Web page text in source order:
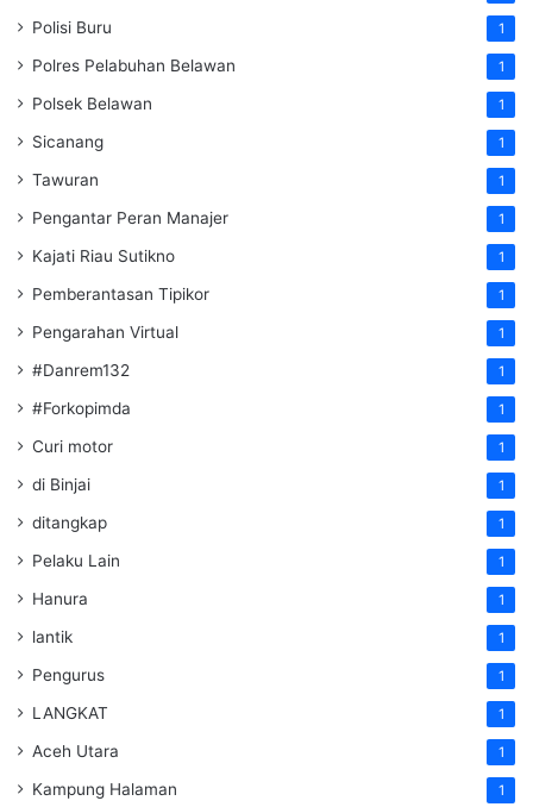
Polisi Buru 1
Polres Pelabuhan Belawan 1
Polsek Belawan 1
Sicanang 1
Tawuran 1
Pengantar Peran Manajer 1
Kajati Riau Sutikno 1
Pemberantasan Tipikor 1
Pengarahan Virtual 1
#Danrem132 1
#Forkopimda 1
Curi motor 1
di Binjai 1
ditangkap 1
Pelaku Lain 1
Hanura 1
lantik 1
Pengurus 1
LANGKAT 1
Aceh Utara 1
Kampung Halaman 1